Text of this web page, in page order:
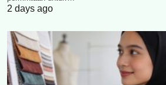
2 days ago